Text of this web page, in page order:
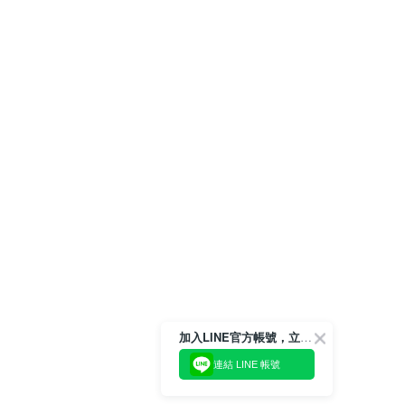
加入LINE官方帳號，立即獲得$100購物金!
連結 LINE 帳號